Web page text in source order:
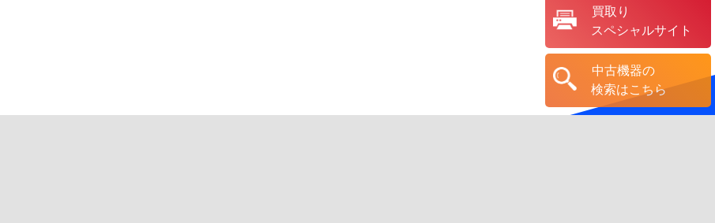
買取り
スペシャルサイト
中古機器の
検索はこちら